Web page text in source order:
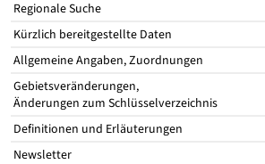
Regionale Suche
Kürzlich bereitgestellte Daten
Allgemeine Angaben, Zuordnungen
Gebietsveränderungen,
Änderungen zum Schlüsselverzeichnis
Definitionen und Erläuterungen
Newsletter